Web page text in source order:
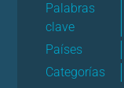
Palabras
clave
Países
Categorías